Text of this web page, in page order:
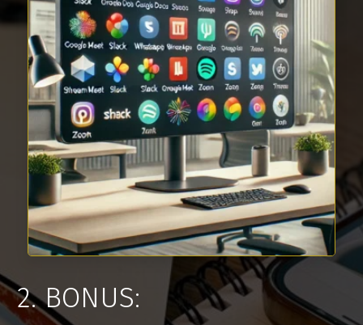
2. BONUS: